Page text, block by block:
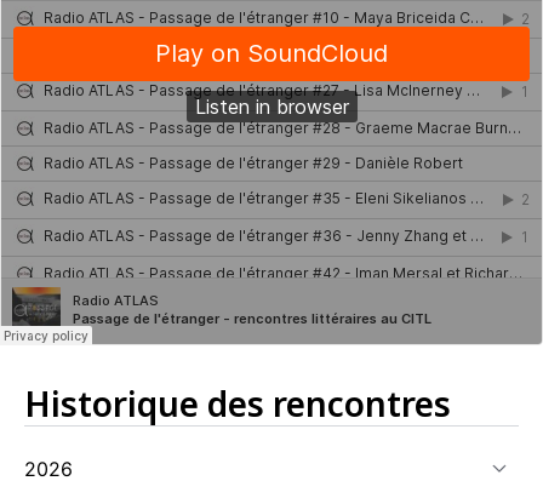
Historique des rencontres
2026